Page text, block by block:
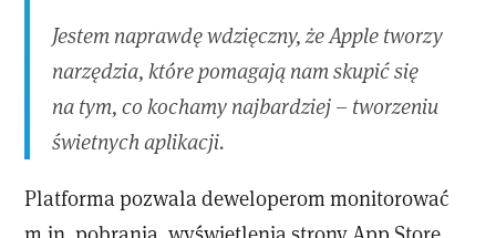
Jestem naprawdę wdzięczny, że Apple tworzy
narzędzia, które pomagają nam skupić się
na tym, co kochamy najbardziej – tworzeniu
świetnych aplikacji.
Platforma pozwala deweloperom monitorować